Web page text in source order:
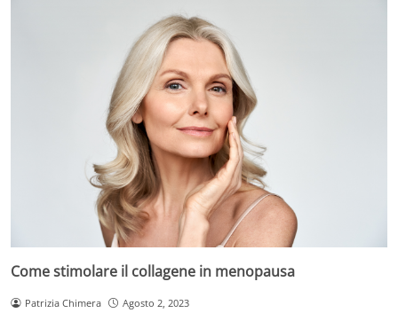
Come stimolare il collagene in menopausa
Patrizia Chimera Agosto 2, 2023